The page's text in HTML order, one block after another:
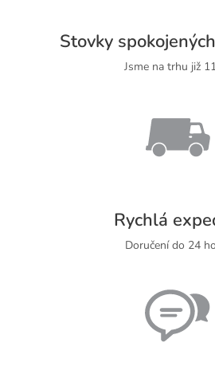
Stovky
Jsme na trhu již
Rychlá
Doručení do 24